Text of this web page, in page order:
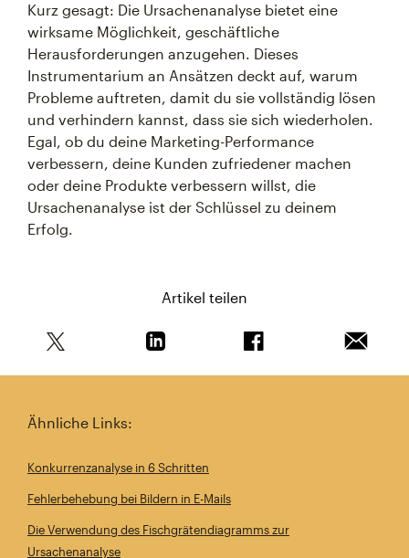
Kurz gesagt: Die Ursachenanalyse bietet eine
wirksame Möglichkeit, geschäftliche
Herausforderungen anzugehen. Dieses
Instrumentarium an Ansätzen deckt auf, warum
Probleme auftreten, damit du sie vollständig lösen
und verhindern kannst, dass sie sich wiederholen.
Egal, ob du deine Marketing-Performance
verbessern, deine Kunden zufriedener machen
oder deine Produkte verbessern willst, die
Ursachenanalyse ist der Schlüssel zu deinem
Erfolg.
Artikel teilen
Ähnliche Links:
Konkurrenzanalyse in 6 Schritten
Fehlerbehebung bei Bildern in E-Mails
Die Verwendung des Fischgrätendiagramms zur
Ursachenanalyse